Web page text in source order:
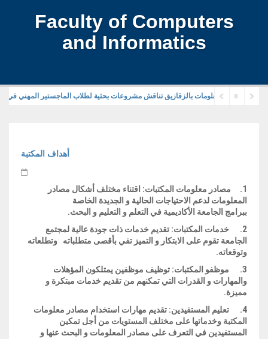
Faculty of Computers
and Informatics
أهداف المكتبة
1. مصادر معلومات المكتبات: اقتناء مختلف أشكال مصادر
المعلومات لدعم الاحتياجات الحالية و الجديدة الخاصة
ببرامج الجامعة الأكاديمية في التعلم و التعليم و البحث.
2.
خدمات المكتبات: تقديم خدمات ذات جودة عالية لمجتمع
الجامعة تقوم على الابتكار و التميز تفي بأقصى متطلباته وتطلعاته
وتوقعاته.
3.
موظفو المكتبات: توظيف موظفين يمتلكون المؤهلات
والمهارات و القدرات التي تمكنهم من تقديم خدمات مبتكرة و
مميزة.
4.
تعليم المستفيدين: تقديم مهارات استخدام مصادر معلومات
المكتبة وخدماتها على مختلف المستويات من أجل تمكين
المستفيدين في التعرف على مصادر المعلومات و البحث عنها و